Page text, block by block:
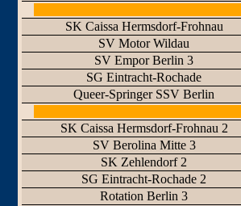
SK Caissa Hermsdorf-Frohnau
SV Motor Wildau
SV Empor Berlin 3
SG Eintracht-Rochade
Queer-Springer SSV Berlin
SK Caissa Hermsdorf-Frohnau 2
SV Berolina Mitte 3
SK Zehlendorf 2
SG Eintracht-Rochade 2
Rotation Berlin 3